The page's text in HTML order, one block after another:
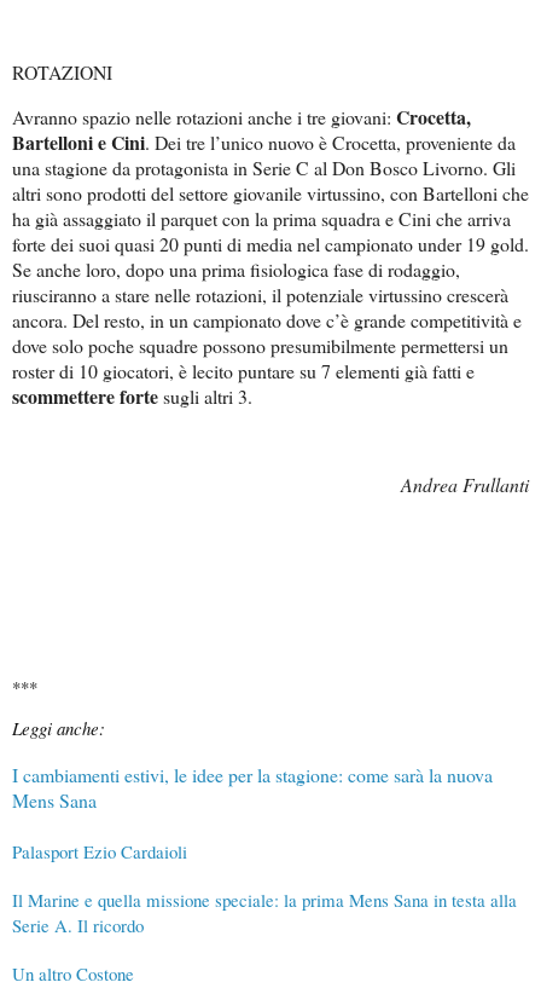
ROTAZIONI
Avranno spazio nelle rotazioni anche i tre giovani: Crocetta,
Bartelloni e Cini. Dei tre l’unico nuovo è Crocetta, proveniente da
una stagione da protagonista in Serie C al Don Bosco Livorno. Gli
altri sono prodotti del settore giovanile virtussino, con Bartelloni che
ha già assaggiato il parquet con la prima squadra e Cini che arriva
forte dei suoi quasi 20 punti di media nel campionato under 19 gold.
Se anche loro, dopo una prima fisiologica fase di rodaggio,
riusciranno a stare nelle rotazioni, il potenziale virtussino crescerà
ancora. Del resto, in un campionato dove c’è grande competitività e
dove solo poche squadre possono presumibilmente permettersi un
roster di 10 giocatori, è lecito puntare su 7 elementi già fatti e
scommettere fortesugli altri 3.
Andrea Frullanti
***
Leggi anche:
I cambiamenti estivi, le idee per la stagione: come sarà la nuova
Mens Sana
Palasport Ezio Cardaioli
Il Marine e quella missione speciale: la prima Mens Sana in testa alla
Serie A. Il ricordo
Un altro Costone